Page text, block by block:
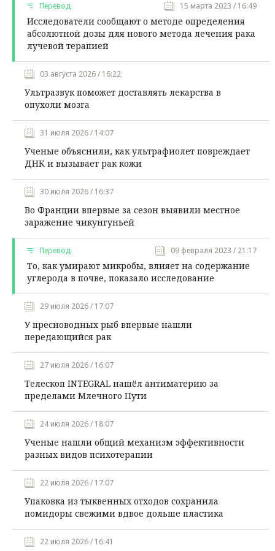
Перевод 15 марта 2023 / 16:49
Исследователи сообщают о методе определения
абсолютной дозы для нового метода лечения рака
лучевой терапией
03 августа 2026 / 16:22
Ультразвук поможет доставлять лекарства в
опухоли мозга
31 июля 2026 / 14:07
Ученые объяснили, как ультрафиолет повреждает
ДНК и вызывает рак кожи
30 июля 2026 / 16:37
Во Франции впервые за сезон выявили местное
заражение чикунгуньей
Перевод 09 февраля 2023 / 21:17
То, как умирают микробы, влияет на содержание
углерода в почве, показало исследование
29 июля 2026 / 17:07
У пресноводных рыб впервые нашли
передающийся рак
27 июля 2026 / 16:07
Телескоп INTEGRAL нашёл антиматерию за
пределами Млечного Пути
24 июля 2026 / 18:07
Ученые нашли общий механизм эффективности
разных видов психотерапии
22 июля 2026 / 17:07
Упаковка из тыквенных отходов сохранила
помидоры свежими вдвое дольше пластика
22 июля 2026 / 16:41